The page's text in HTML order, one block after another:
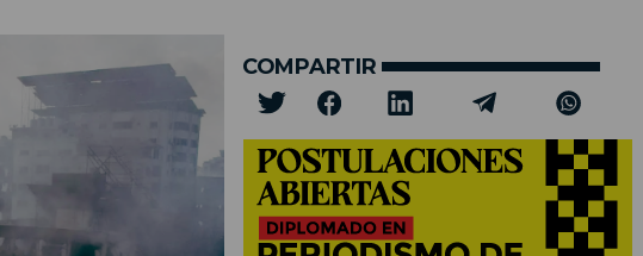
COMPARTIR